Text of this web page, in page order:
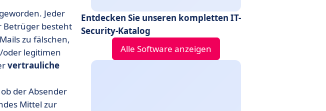
Jeder
Betrüger besteht
zu fälschen,
legitimen
vertrauliche
der Absender
Mittel zur
Entdecken Sie unseren kompletten IT-
Security-Katalog
Alle Software anzeigen